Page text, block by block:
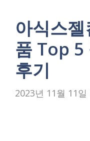
아식스
품 Top 5
후기
2023년 11월 11일